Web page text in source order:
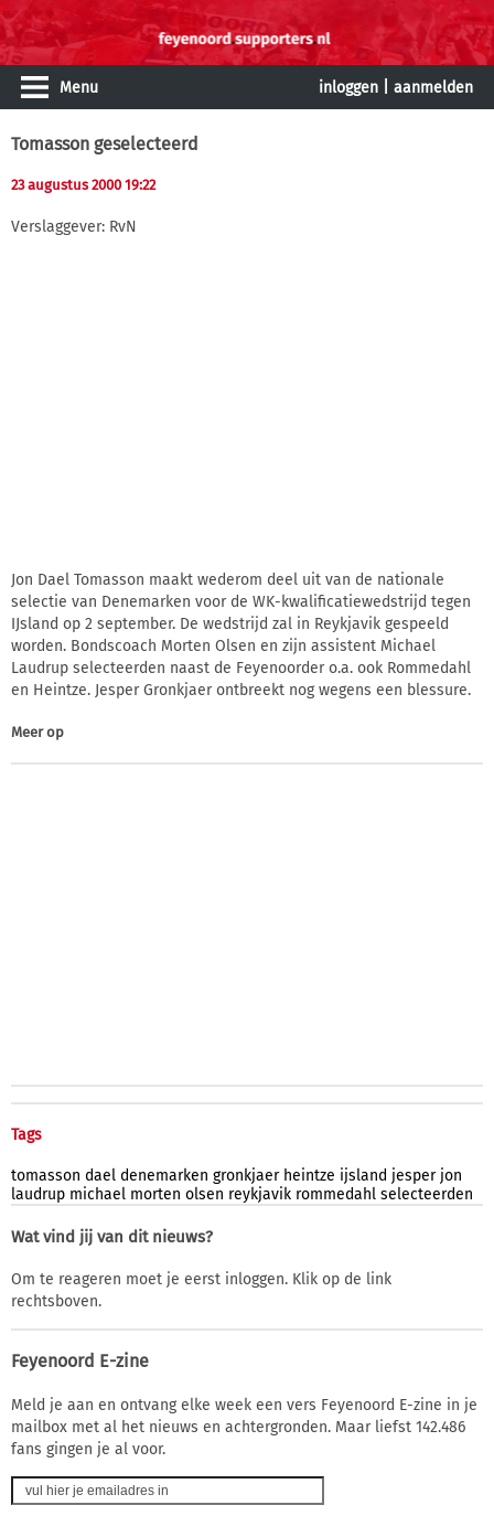
Menu inloggen aanmelden
Tomasson geselecteerd
23 augustus 2000 19:22
Verslaggever: RvN
Jon Dael Tomasson maakt wederom deel uit van de nationale
selectie van Denemarken voor de WK-kwalificatiewedstrijd tegen
IJsland op 2 september. De wedstrijd zal in Reykjavik gespeeld
worden. Bondscoach Morten Olsen en zijn assistent Michael
Laudrup selecteerden naast de Feyenoorder o.a. ook Rommedahl
en Heintze. Jesper Gronkjaer ontbreekt nog wegens een blessure.
Meer op
Tags
tomasson dael denemarken gronkjaer heintze ijsland jesper jon
laudrup michael morten olsen reykjavik rommedahl selecteerden
Wat vind jij van dit nieuws?
Om te reageren moet je eerst inloggen. Klik op de link
rechtsboven.
Feyenoord E-zine
Meld je aan en ontvang elke week een vers Feyenoord E-zine in je
mailbox met al het nieuws en achtergronden. Maar liefst 142.486
fans gingen je al voor.